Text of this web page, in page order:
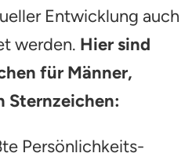
Entwicklung auch
werden. Hier sind
für Männer,
Sternzeichen: